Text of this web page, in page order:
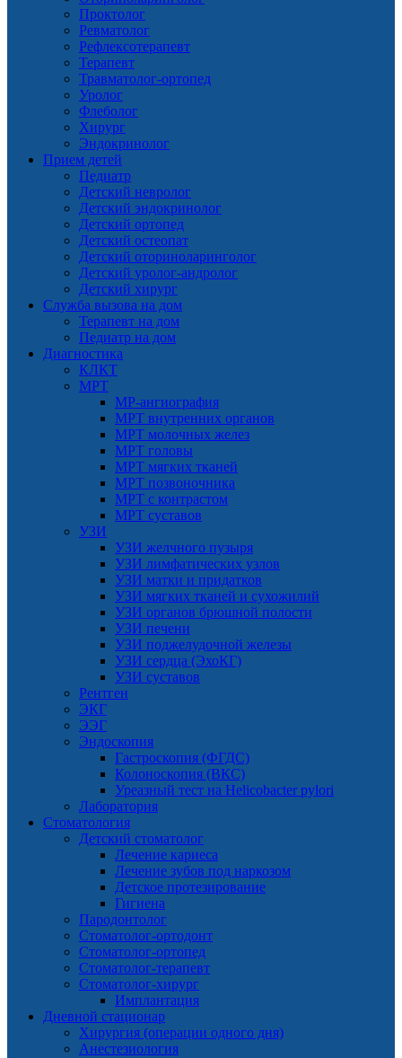
Проктолог
Ревматолог
Рефлексотерапевт
Терапевт
Травматолог-ортопед
Уролог
Флеболог
Хирург
Эндокринолог
Прием детей
Педиатр
Детский невролог
Детский эндокринолог
Детский ортопед
Детский остеопат
Детский оториноларинголог
Детский уролог-андролог
Детский хирург
Служба вызова на дом
Терапевт на дом
Педиатр на дом
Диагностика
КЛКТ
МРТ
МР-ангиография
МРТ внутренних органов
МРТ молочных желез
МРТ головы
МРТ мягких тканей
МРТ позвоночника
МРТ с контрастом
МРТ суставов
УЗИ
УЗИ желчного пузыря
УЗИ лимфатических узлов
УЗИ матки и придатков
УЗИ мягких тканей и сухожилий
УЗИ органов брюшной полости
УЗИ печени
УЗИ поджелудочной железы
УЗИ сердца (ЭхоКГ)
УЗИ суставов
Рентген
ЭКГ
ЭЭГ
Эндоскопия
Гастроскопия (ФГДС)
Колоноскопия (ВКС)
Уреазный тест на Helicobacter pylori
Лаборатория
Стоматология
Детский стоматолог
Лечение кариеса
Лечение зубов под наркозом
Детское протезирование
Гигиена
Пародонтолог
Стоматолог-ортодонт
Стоматолог-ортопед
Стоматолог-терапевт
Стоматолог-хирург
Имплантация
Дневной стационар
Хирургия (операции одного дня)
Анестезиология